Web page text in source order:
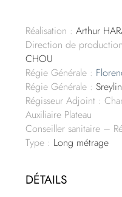
Réalisation : Arthur
Direction de
CHOU
Régie Générale :
Régie Générale :
Régisseur Adjoint :
Auxiliaire Plateau
Conseiller sanitaire –
Type : Long métrage
DÉTAILS